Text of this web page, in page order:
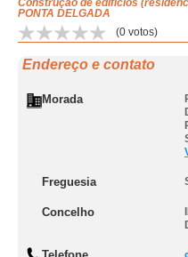
Construção de edifícios
PONTA DELGADA
(0 votos)
Endereço e contato
Morada
Freguesia
Concelho